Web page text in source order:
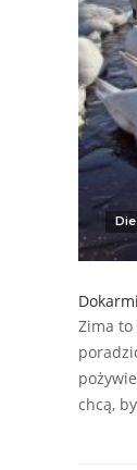
Zima to
chcą,